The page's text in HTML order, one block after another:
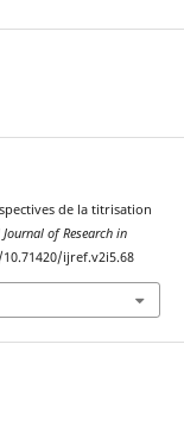
de la titrisation
of Research in
ijref.v2i5.68